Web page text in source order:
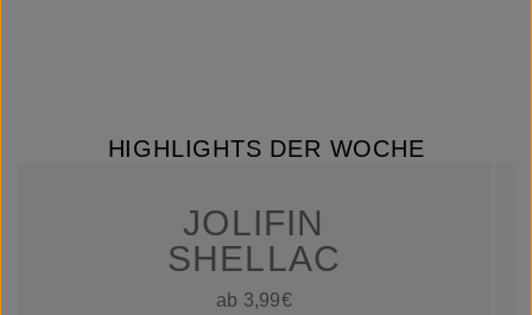
HIGHLIGHTS DER WOCHE
JOLIFIN
SHELLAC
ab 3,99€